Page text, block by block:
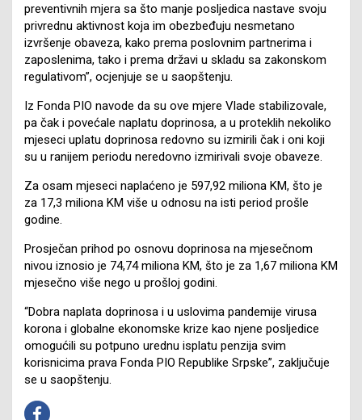
preventivnih mjera sa što manje posljedica nastave svoju
privrednu aktivnost koja im obezbeđuju nesmetano
izvršenje obaveza, kako prema poslovnim partnerima i
zaposlenima, tako i prema državi u skladu sa zakonskom
regulativom”, ocjenjuje se u saopštenju.
Iz Fonda PIO navode da su ove mjere Vlade stabilizovale,
pa čak i povećale naplatu doprinosa, a u proteklih nekoliko
mjeseci uplatu doprinosa redovno su izmirili čak i oni koji
su u ranijem periodu neredovno izmirivali svoje obaveze.
Za osam mjeseci naplaćeno je 597,92 miliona KM, što je
za 17,3 miliona KM više u odnosu na isti period prošle
godine.
Prosječan prihod po osnovu doprinosa na mjesečnom
nivou iznosio je 74,74 miliona KM, što je za 1,67 miliona KM
mjesečno više nego u prošloj godini.
“Dobra naplata doprinosa i u uslovima pandemije virusa
korona i globalne ekonomske krize kao njene posljedice
omogućili su potpuno urednu isplatu penzija svim
korisnicima prava Fonda PIO Republike Srpske”, zaključuje
se u saopštenju.